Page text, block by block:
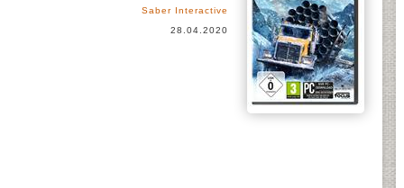
Saber Interactive
28.04.2020